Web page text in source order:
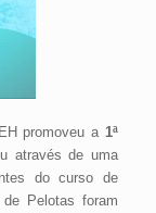
promoveu a 1ª
através de uma
do curso de
de Pelotas foram